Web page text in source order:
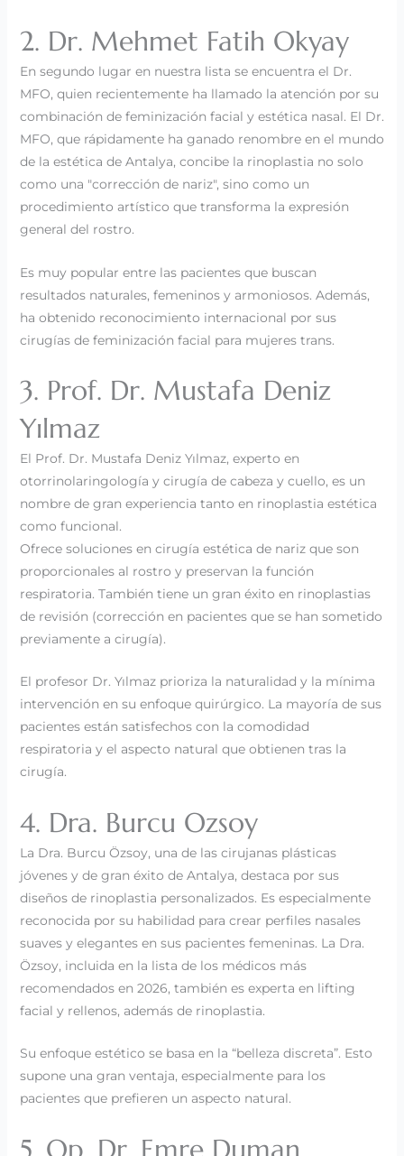
2. Dr. Mehmet Fatih Okyay
En segundo lugar en nuestra lista se encuentra el Dr.
MFO, quien recientemente ha llamado la atención por su
combinación de feminización facial y estética nasal. El Dr.
MFO, que rápidamente ha ganado renombre en el mundo
de la estética de Antalya, concibe la rinoplastia no solo
como una "corrección de nariz", sino como un
procedimiento artístico que transforma la expresión
general del rostro.
Es muy popular entre las pacientes que buscan
resultados naturales, femeninos y armoniosos. Además,
ha obtenido reconocimiento internacional por sus
cirugías de feminización facial para mujeres trans.
3. Prof. Dr. Mustafa Deniz
Yılmaz
El Prof. Dr. Mustafa Deniz Yılmaz, experto en
otorrinolaringología y cirugía de cabeza y cuello, es un
nombre de gran experiencia tanto en rinoplastia estética
como funcional.
Ofrece soluciones en cirugía estética de nariz que son
proporcionales al rostro y preservan la función
respiratoria. También tiene un gran éxito en rinoplastias
de revisión (corrección en pacientes que se han sometido
previamente a cirugía).
El profesor Dr. Yılmaz prioriza la naturalidad y la mínima
intervención en su enfoque quirúrgico. La mayoría de sus
pacientes están satisfechos con la comodidad
respiratoria y el aspecto natural que obtienen tras la
cirugía.
4. Dra. Burcu Ozsoy
La Dra. Burcu Özsoy, una de las cirujanas plásticas
jóvenes y de gran éxito de Antalya, destaca por sus
diseños de rinoplastia personalizados. Es especialmente
reconocida por su habilidad para crear perfiles nasales
suaves y elegantes en sus pacientes femeninas. La Dra.
Özsoy, incluida en la lista de los médicos más
recomendados en 2026, también es experta en lifting
facial y rellenos, además de rinoplastia.
Su enfoque estético se basa en la “belleza discreta”. Esto
supone una gran ventaja, especialmente para los
pacientes que prefieren un aspecto natural.
5. Op. Dr. Emre Duman